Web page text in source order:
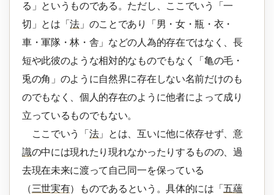
る」というものである。ただし、ここでいう「一
切」とは「法 」のことであり「男・女・瓶・衣・
車・軍隊・林・舎」などの人為的存在ではなく、長
短や此彼のような相対的なものでもなく「亀の毛・
兎の角」のように自然界に存在しない名前だけのも
のでもなく、個人的存在のように他者によって成り
立っているものでもない。
ここでいう「 法」とは、互いに他に依存せず、意
識の中には現れたり現れなかったりするものの、過
去現在未来に渡って自己同一を保っている
（三世実有）ものであるという。具体的には「 五蘊